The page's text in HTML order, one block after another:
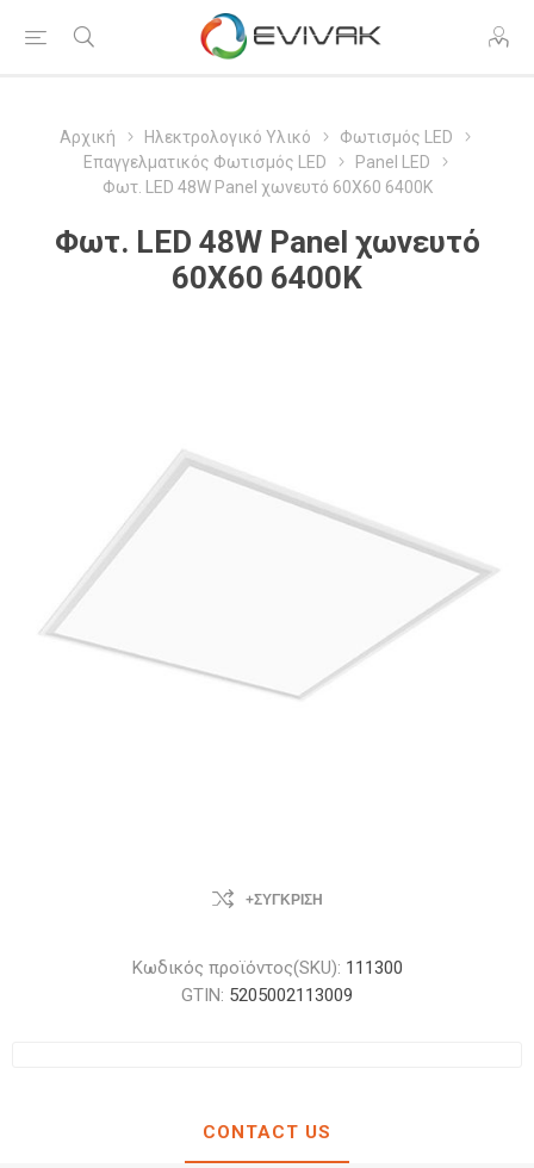
Αρχική Ηλεκτρολογικό Υλικό
Φωτισμός LED
Επαγγελματικός Φωτισμός LED
Panel LED
Φωτ. LED 48W Panel χωνευτό 60Χ60 6400K
Φωτ. LED 48W Panel χωνευτό
60Χ60 6400K
+ΣΎΓΚΡΙΣΗ
Κωδικός προϊόντος(SKU): 111300
GTIN: 5205002113009
CONTACT US